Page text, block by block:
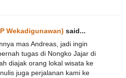
Wekadigunawan) said...
mas Andreas, jadi ingin
tugas di Nongko Jajar di
diajak orang lokal wisata ke
juga perjalanan kami ke